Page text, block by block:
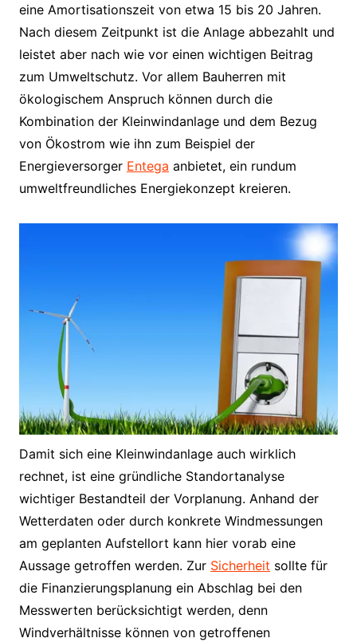
eine Amortisationszeit von etwa 15 bis 20 Jahren.
Nach diesem Zeitpunkt ist die Anlage abbezahlt und
leistet aber nach wie vor einen wichtigen Beitrag
zum Umweltschutz. Vor allem Bauherren mit
ökologischem Anspruch können durch die
Kombination der Kleinwindanlage und dem Bezug
von Ökostrom wie ihn zum Beispiel der
Energieversorger Entega anbietet, ein rundum
umweltfreundliches Energiekonzept kreieren.
Damit sich eine Kleinwindanlage auch wirklich
rechnet, ist eine gründliche Standortanalyse
wichtiger Bestandteil der Vorplanung. Anhand der
Wetterdaten oder durch konkrete Windmessungen
am geplanten Aufstellort kann hier vorab eine
Aussage getroffen werden. Zur Sicherheit sollte für
die Finanzierungsplanung ein Abschlag bei den
Messwerten berücksichtigt werden, denn
Windverhältnisse können von getroffenen